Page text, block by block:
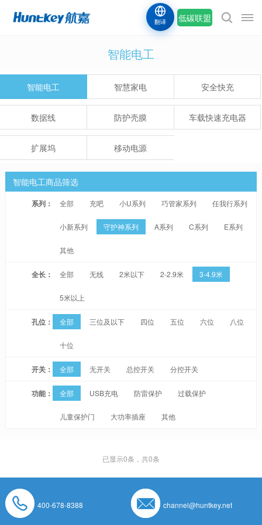
低碳联盟
翻译
智能电工
智能电工 智慧家电 安全快充
数据线 防护壳膜 车载快速充电器
扩展坞 移动电源
智能电工商品筛选
系列： 全部 充吧 小U系列 巧管家系列 任我行系列
小新系列 守护神系列 A系列 C系列 E系列
其他
全长： 全部 无线 2米以下 2-2.9米 3-4.9米
5米以上
孔位： 全部 三位及以下 四位 五位 六位 八位
十位
开关： 全部 无开关 总控开关 分控开关
功能： 全部 USB充电 防雷保护 过载保护
儿童保护门 大功率插座 其他
已显示0条，共0条
400-678-8388 channel@huntkey.net